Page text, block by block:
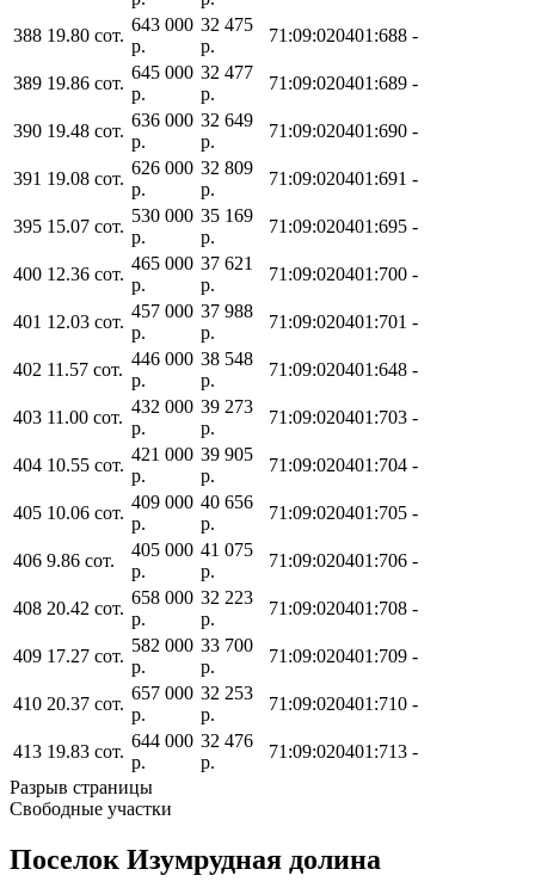
388 19.80 сот.
643 000
р.
32 475
р.
71:09:020401:688 -
389 19.86 сот.
645 000
р.
32 477
р.
71:09:020401:689 -
390 19.48 сот.
636 000
р.
32 649
р.
71:09:020401:690 -
391 19.08 сот.
626 000
р.
32 809
р.
71:09:020401:691 -
395 15.07 сот.
530 000
р.
35 169
р.
71:09:020401:695 -
400 12.36 сот.
465 000
р.
37 621
р.
71:09:020401:700 -
401 12.03 сот.
457 000
р.
37 988
р.
71:09:020401:701 -
402 11.57 сот.
446 000
р.
38 548
р.
71:09:020401:648 -
403 11.00 сот.
432 000
р.
39 273
р.
71:09:020401:703 -
404 10.55 сот.
421 000
р.
39 905
р.
71:09:020401:704 -
405 10.06 сот.
409 000
р.
40 656
р.
71:09:020401:705 -
406 9.86 сот.
405 000
р.
41 075
р.
71:09:020401:706 -
408 20.42 сот.
658 000
р.
32 223
р.
71:09:020401:708 -
409 17.27 сот.
582 000
р.
33 700
р.
71:09:020401:709 -
410 20.37 сот.
657 000
р.
32 253
р.
71:09:020401:710 -
413 19.83 сот.
644 000
р.
32 476
р.
71:09:020401:713 -
Разрыв страницы
Свободные участки
Поселок Изумрудная долина